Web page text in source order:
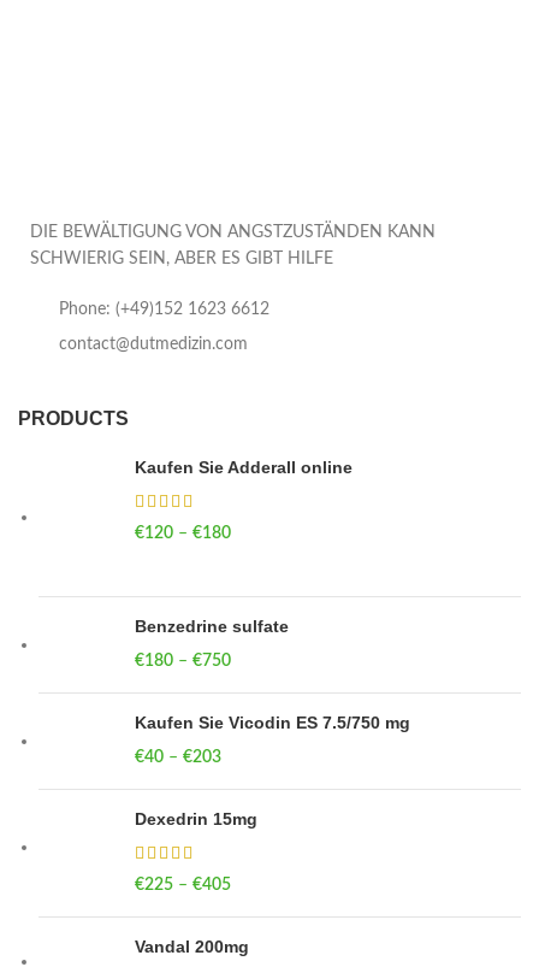
DIE BEWÄLTIGUNG VON ANGSTZUSTÄNDEN KANN
SCHWIERIG SEIN, ABER ES GIBT HILFE
Phone: (+49)152 1623 6612
contact@dutmedizin.com
PRODUCTS
Kaufen Sie Adderall online
€120 – €180
Benzedrine sulfate
€180 – €750
Kaufen Sie Vicodin ES 7.5/750 mg
€40 – €203
Dexedrin 15mg
€225 – €405
Vandal 200mg